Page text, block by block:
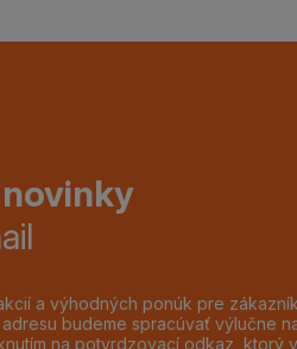
a výhodných ponúk pre
budeme spracúvať výlučne
na potvrdzovací odkaz, ktorý